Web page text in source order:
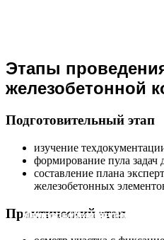
Этапы
железобетонной
Подготовительный этап
изучение
формирование пула задач
составление плана
железобетонных
Практический этап
Ультразвуковой-тестер-
Измеритель-прочности-
Молоток Шмидта Proceq